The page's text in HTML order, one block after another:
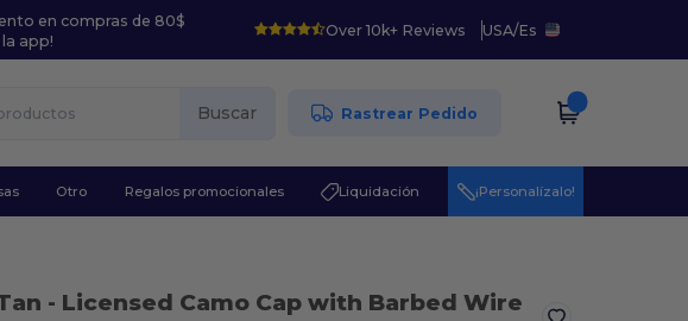
en compras de 80$
la app!
Over 10k+ Reviews USA/Es
Buscar Rastrear Pedido
Otro Regalos promocionales Liquidación ¡Personalízalo!
- Licensed Camo Cap with Barbed Wire